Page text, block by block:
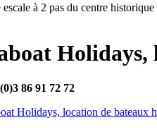
escale à 2 pas du centre
Holidays,
86 91 72 72